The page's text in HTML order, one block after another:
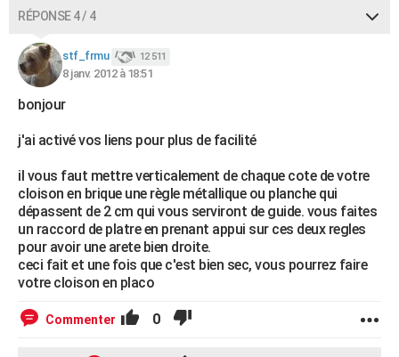
RÉPONSE 4 / 4
stf_frmu 12 511
8 janv. 2012 à 18:51
bonjour
j'ai activé vos liens pour plus de facilité
il vous faut mettre verticalement de chaque cote de votre
cloison en brique une règle métallique ou planche qui
dépassent de 2 cm qui vous serviront de guide. vous faites
un raccord de platre en prenant appui sur ces deux regles
pour avoir une arete bien droite.
ceci fait et une fois que c'est bien sec, vous pourrez faire
votre cloison en placo
Commenter 0